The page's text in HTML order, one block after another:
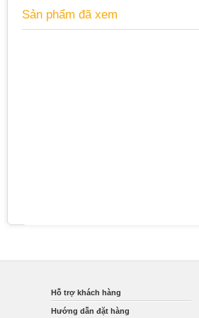
Sản phẩm đã xem
Hỗ trợ khách hàng
Hướng dẫn đặt hàng